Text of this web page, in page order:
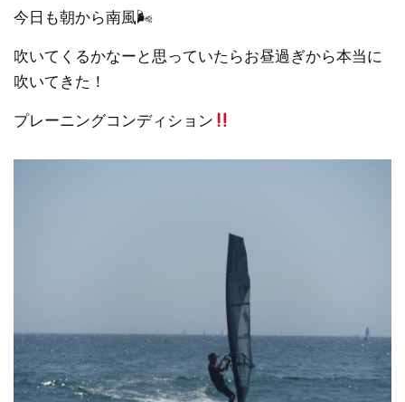
今日も朝から南風🌬
吹いてくるかなーと思っていたらお昼過ぎから本当に
吹いてきた！
プレーニングコンディション